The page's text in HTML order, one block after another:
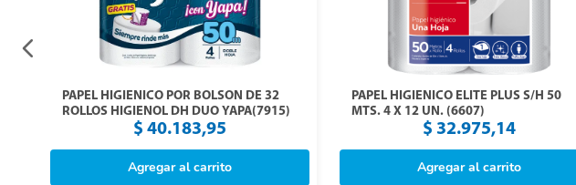
PAPEL HIGIENICO POR BOLSON DE 32
ROLLOS HIGIENOL DH DUO YAPA(7915)
$ 40.183,95
Agregar al carrito
PAPEL HIGIENICO ELITE PLUS S/H 50
MTS. 4 X 12 UN. (6607)
$ 32.975,14
Agregar al carrito